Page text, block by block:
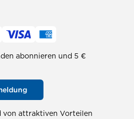
abonnieren und 5 €
von attraktiven Vorteilen